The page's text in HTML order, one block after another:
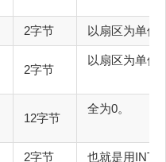
2字节 以
2字节
以扇区为
12字节
2字节 也就是用INT